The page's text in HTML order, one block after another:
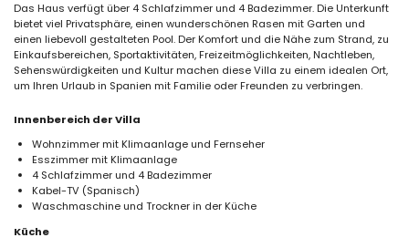
Das Haus verfügt über 4 Schlafzimmer und 4 Badezimmer. Die Unterkunft
bietet viel Privatsphäre, einen wunderschönen Rasen mit Garten und
einen liebevoll gestalteten Pool. Der Komfort und die Nähe zum Strand, zu
Einkaufsbereichen, Sportaktivitäten, Freizeitmöglichkeiten, Nachtleben,
Sehenswürdigkeiten und Kultur machen diese Villa zu einem idealen Ort,
um Ihren Urlaub in Spanien mit Familie oder Freunden zu verbringen.
Innenbereich der Villa
Wohnzimmer mit Klimaanlage und Fernseher
Esszimmer mit Klimaanlage
4 Schlafzimmer und 4 Badezimmer
Kabel-TV (Spanisch)
Waschmaschine und Trockner in der Küche
Küche